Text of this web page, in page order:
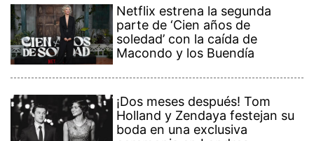
Netflix estrena la segunda
parte de ‘Cien años de
soledad’ con la caída de
Macondo y los Buendía
¡Dos meses después! Tom
Holland y Zendaya festejan su
boda en una exclusiva